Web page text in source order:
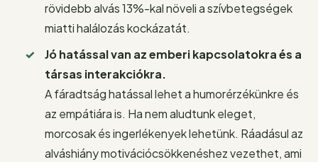
rövidebb alvás 13%-kal növeli a szívbetegségek
miatti halálozás kockázatát.
Jó hatással van az emberi kapcsolatokra és a
társas interakciókra.
A fáradtság hatással lehet a humorérzékünkre és
az empátiára is. Ha nem aludtunk eleget,
morcosak és ingerlékenyek lehetünk. Ráadásul az
alváshiány motivációcsökkenéshez vezethet, ami